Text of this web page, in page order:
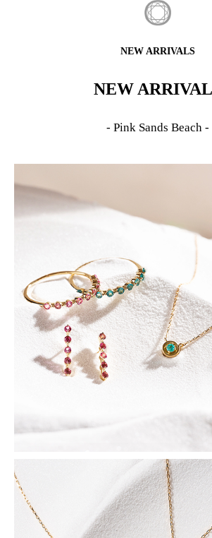
NEW ARRIVALS
NEW
- Pink Sands Beach -